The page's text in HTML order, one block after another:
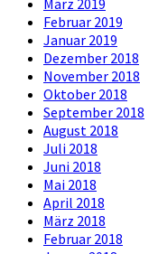
März 2019
Februar 2019
Januar 2019
Dezember 2018
November 2018
Oktober 2018
September 2018
August 2018
Juli 2018
Juni 2018
Mai 2018
April 2018
März 2018
Februar 2018